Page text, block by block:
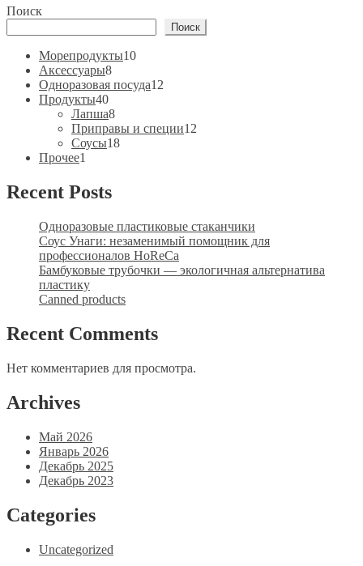
Поиск
Поиск
Морепродукты1010
Аксессуары88
товаров
Одноразовая посуда12
Продукты4040
товаров
Лапша88
товаров
Приправы и специи12
Соусы1818
Прочее1
Recent Posts
Одноразовые пластиковые стаканчики
Соус Унаги: незаменимый помощник для
профессионалов HoReCa
Бамбуковые трубочки — экологичная альтернатива
пластику
Canned products
Recent Comments
Нет комментариев для просмотра.
Archives
Май 2026
Январь 2026
Декабрь 2025
Декабрь 2023
Categories
Uncategorized